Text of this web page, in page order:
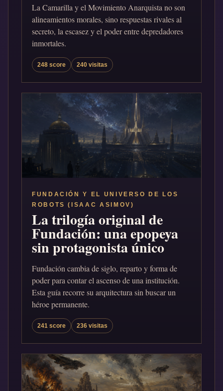
La Camarilla y el Movimiento Anarquista no son
alineamientos morales, sino respuestas rivales al
secreto, la escasez y el poder entre depredadores
inmortales.
248 score 240 visitas
FUNDACIÓN Y EL UNIVERSO DE LOS
ROBOTS (ISAAC ASIMOV)
La trilogía original de
Fundación: una epopeya
sin protagonista único
Fundación cambia de siglo, reparto y forma de
poder para contar el ascenso de una institución.
Esta guía recorre su arquitectura sin buscar un
héroe permanente.
241 score 236 visitas